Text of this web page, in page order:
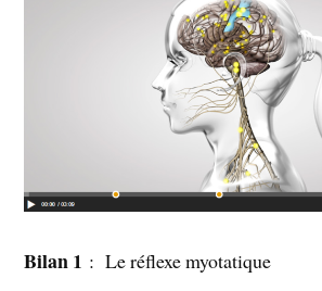
Bilan 1 : Le réflexe myotatique